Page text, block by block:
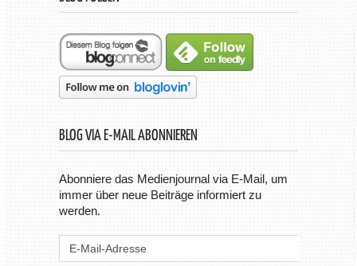
BLOG VIA E-MAIL ABONNIEREN
Abonniere das Medienjournal via E-Mail, um
immer über neue Beiträge informiert zu
werden.